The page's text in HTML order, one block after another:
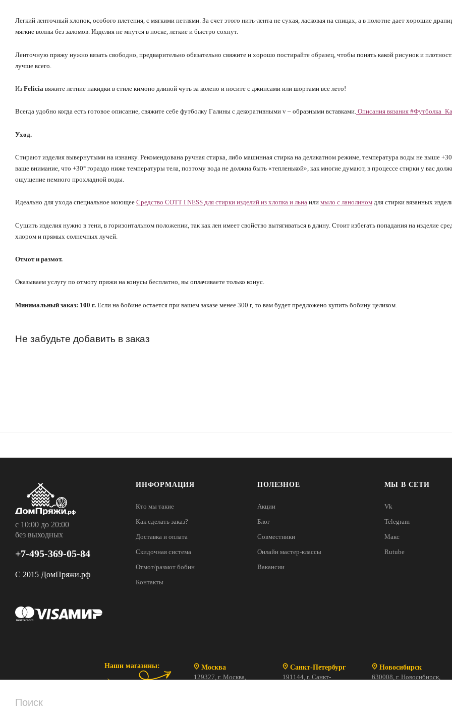
Легкий ленточный хлопок, особого плетения, с мягкими петлями. За счет этого нить-лента не сухая, ласковая на спицах, а в полотне дает хорошие
мягкие волны без заломов. Изделия не мнутся в носке, легкие и быстро сохнут.
Ленточную пряжу нужно вязать свободно, предварительно обязательно свяжите и хорошо постирайте образец, чтобы понять какой рисунок и
лучше всего.
Из Felicia вяжите летние накидки в стиле кимоно длиной чуть за колено и носите с джинсами или шортами все лето!
Всегда удобно когда есть готовое описание, свяжите себе футболку Галины с декоративными v – образными вставками. Описания вязания
Уход.
Стирают изделия вывернутыми на изнанку. Рекомендована ручная стирка, либо машинная стирка на деликатном режиме, температура воды не выше
ваше внимание, что +30° гораздо ниже температуры тела, поэтому вода не должна быть «тепленькой», как многие думают, в процессе стирки у вас
ощущение немного прохладной воды.
Идеально для ухода специальное моющее Средство COTT I NESS для стирки изделий из хлопка и льна или мыло с ланолином для стирки вязанных
Сушить изделия нужно в тени, в горизонтальном положении, так как лен имеет свойство вытягиваться в длину. Стоит избегать попадания на изделие
хлором и прямых солнечных лучей.
Отмот и размот.
Оказываем услугу по отмоту пряжи на конусы бесплатно, вы оплачиваете только конус.
Минимальный заказ: 100 г. Если на бобине остается при вашем заказе менее 300 г, то вам будет предложено купить бобину целиком.
Не забудьте добавить в заказ
с 10:00 до 20:00
без выходных
+7-495-369-05-84
С 2015 ДомПряжи.рф
ИНФОРМАЦИЯ
Кто мы такие
Как сделать заказ?
Доставка и оплата
Скидочная система
Отмот/размот бобин
Контакты
ПОЛЕЗНОЕ
Акции
Блог
Совместники
Онлайн мастер-классы
Вакансии
МЫ В СЕТИ
Vk
Telegram
Макс
Rutube
Наши магазины:
Москва
129327, г. Москва,
Санкт-Петербург
191144, г. Санкт-
Новосибирск
630008, г. Новосибирск,